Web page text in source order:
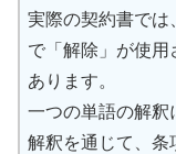
実際の契約書では
で「解除」が使
あります。
一つの単語の解釈
解釈を通じて、条